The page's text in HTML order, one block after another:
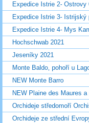
Expedice Istrie 2- Ostrovy
Expedice Istrie 3- Istrijský
Expedice Istrie 4- Mys
Hochschwab 2021
Jeseníky 2021
Monte Baldo, pohoří u
NEW Monte Barro
NEW Plaine des Maures
Orchideje středomoří
Orchideje ze střední